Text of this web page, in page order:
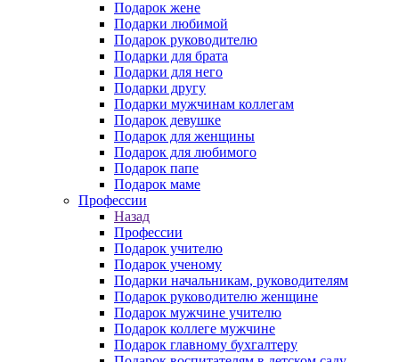
Подарок жене
Подарки любимой
Подарок руководителю
Подарки для брата
Подарки для него
Подарки другу
Подарки мужчинам коллегам
Подарок девушке
Подарок для женщины
Подарок для любимого
Подарок папе
Подарок маме
Профессии
Назад
Профессии
Подарок учителю
Подарок ученому
Подарки начальникам, руководителям
Подарок руководителю женщине
Подарок мужчине учителю
Подарок коллеге мужчине
Подарок главному бухгалтеру